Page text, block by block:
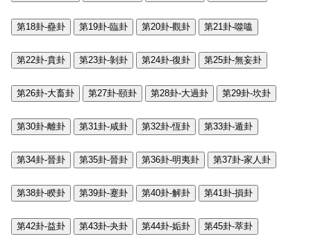
第18卦-蠱卦 第19卦-臨卦 第20卦-觀卦 第21卦-噬嗑
第22卦-賁卦 第23卦-剝卦 第24卦-復卦 第25卦-無妄卦
第26卦-大畜卦 第27卦-頤卦 第28卦-大過卦 第29卦-坎卦
第30卦-離卦 第31卦-咸卦 第32卦-恆卦 第33卦-遁卦
第34卦-晉卦 第35卦-晉卦 第36卦-明夷卦 第37卦-家人卦
第38卦-睽卦 第39卦-蹇卦 第40卦-解卦 第41卦-損卦
第42卦-益卦 第43卦-夬卦 第44卦-姤卦 第45卦-萃卦